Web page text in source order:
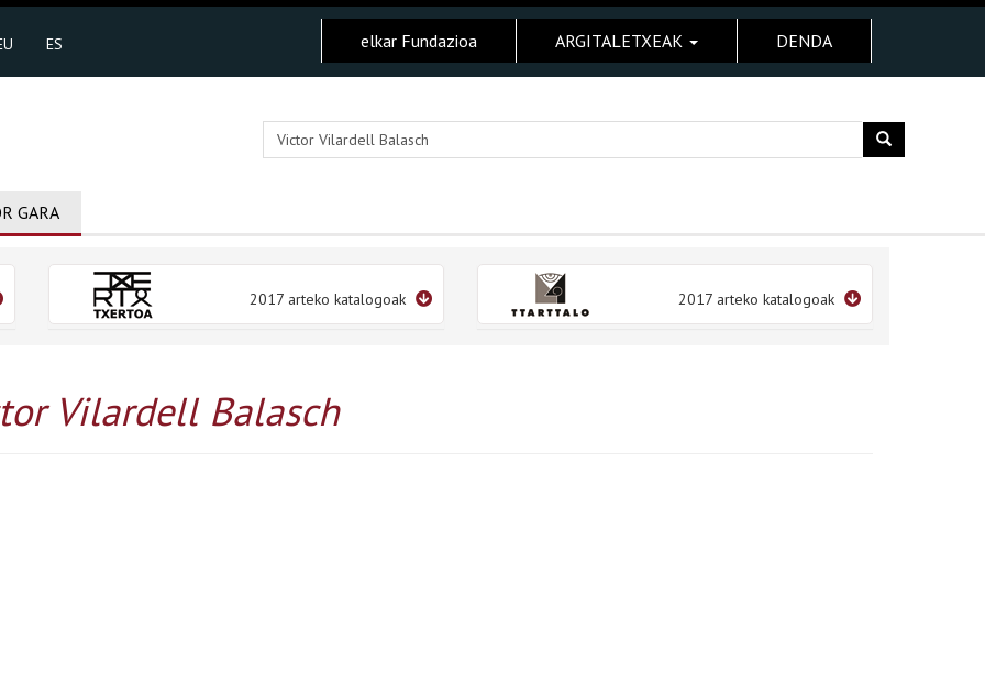
ES elkar Fundazioa ARGITALETXEAK DENDA
GARA
2017 arteko katalogoak 2017 arteko katalogoak
Vilardell Balasch